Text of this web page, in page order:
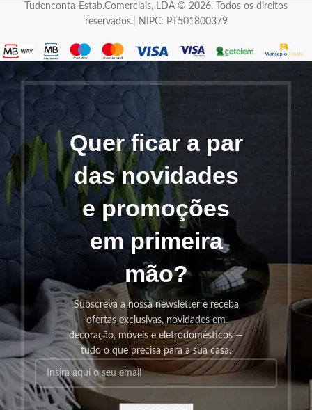
Tudenconta-Estab.Comerciais, LDA © 2026. Todos os direitos
reservados.| NIPC: PT501800379
Quer ficar a par
das novidades
e promoções
em primeira
mão?
Subscreva a nossa newsletter e receba
ofertas exclusivas, novidades em
decoração, móveis e eletrodomésticos —
tudo o que precisa para a sua casa.